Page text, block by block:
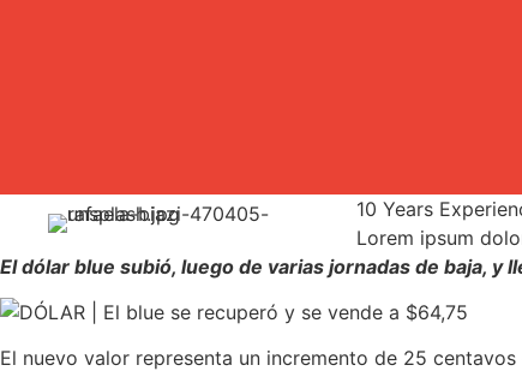
10 Years
Lorem ipsum
El dólar blue subió, luego de varias jornadas de baja,
El nuevo valor representa un incremento de 25